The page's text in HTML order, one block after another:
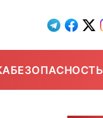
БЕЗОПАСНОСТЬ